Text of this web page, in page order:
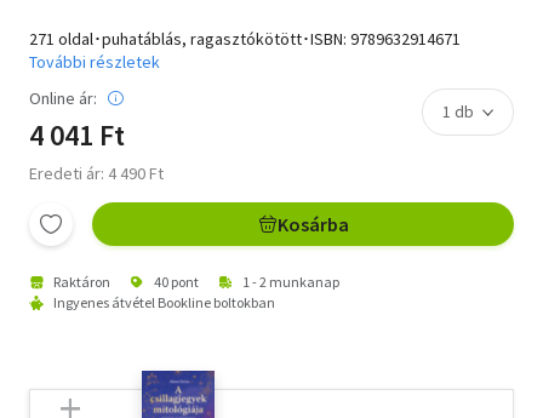
271 oldal･puhatáblás, ragasztókötött･ISBN: 9789632914671
További részletek
Online ár:
4 041 Ft
Eredeti ár: 4 490 Ft
Kosárba
Raktáron 40 pont
1 - 2 munkanap
Ingyenes átvétel Bookline boltokban